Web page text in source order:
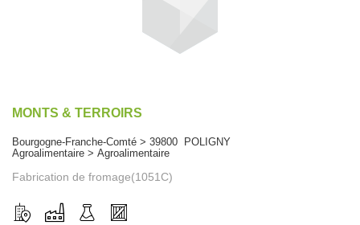
MONTS & TERROIRS
Bourgogne-Franche-Comté > 39800 POLIGNY
Agroalimentaire > Agroalimentaire
Fabrication de fromage(1051C)